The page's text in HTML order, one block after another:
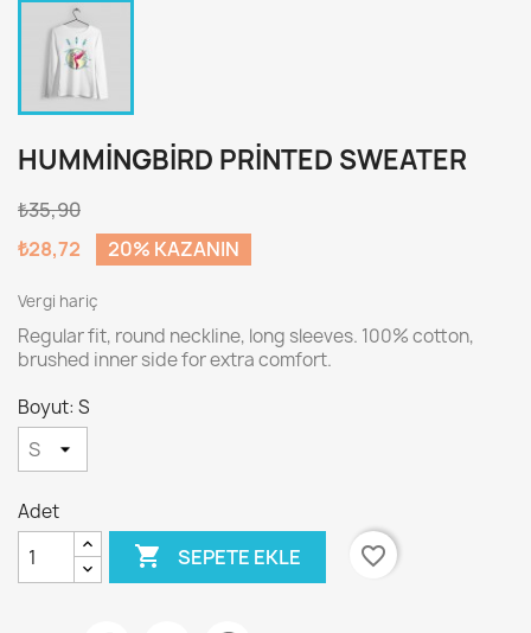
HUMMINGBIRD PRINTED SWEATER
₺35,90
₺28,72
20% KAZANIN
Vergi hariç
Regular fit, round neckline, long sleeves. 100% cotton,
brushed inner side for extra comfort.
Boyut: S
Adet
 SEPETE EKLE favorite_border